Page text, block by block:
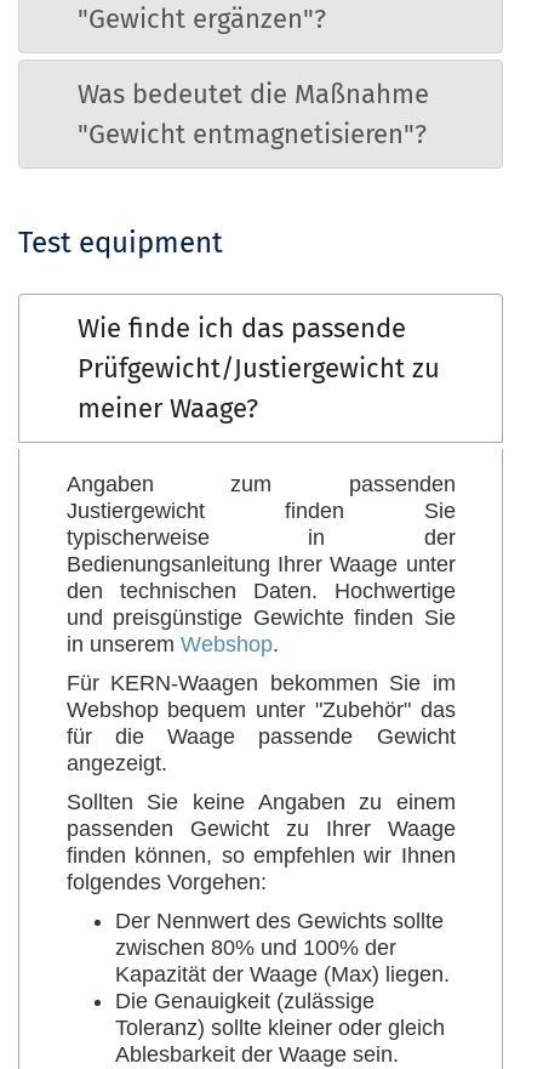
"Gewicht ergänzen"?
Was bedeutet die Maßnahme
"Gewicht entmagnetisieren"?
Test equipment
Wie finde ich das passende
Prüfgewicht/Justiergewicht zu
meiner Waage?
Angaben zum passenden
Justiergewicht finden Sie
typischerweise in der
Bedienungsanleitung Ihrer Waage unter
den technischen Daten. Hochwertige
und preisgünstige Gewichte finden Sie
in unserem Webshop.
Für KERN-Waagen bekommen Sie im
Webshop bequem unter "Zubehör" das
für die Waage passende Gewicht
angezeigt.
Sollten Sie keine Angaben zu einem
passenden Gewicht zu Ihrer Waage
finden können, so empfehlen wir Ihnen
folgendes Vorgehen:
Der Nennwert des Gewichts sollte
zwischen 80% und 100% der
Kapazität der Waage (Max) liegen.
Die Genauigkeit (zulässige
Toleranz) sollte kleiner oder gleich
Ablesbarkeit der Waage sein.